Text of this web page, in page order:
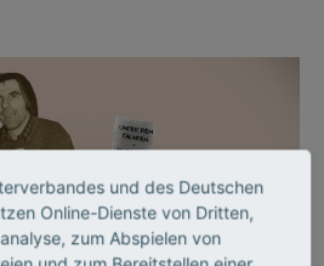
und des Deutschen
Online-Dienste von Dritten,
zum Abspielen von